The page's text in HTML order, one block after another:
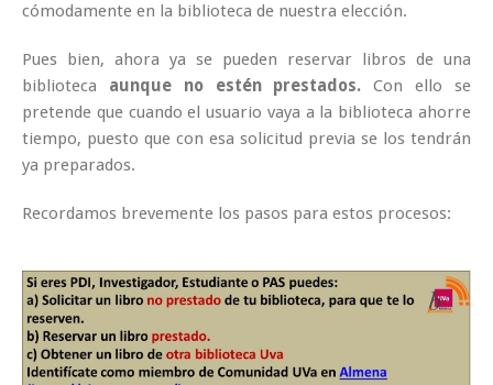
cómodamente en la biblioteca de nuestra elección.
Pues bien, ahora ya se pueden reservar libros de una
biblioteca aunque no estén prestados.Con ello se
pretende que cuando el usuario vaya a la biblioteca ahorre
tiempo, puesto que con esa solicitud previa se los tendrán
ya preparados.
Recordamos brevemente los pasos para estos procesos: